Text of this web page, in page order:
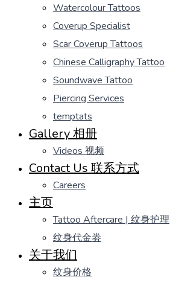
Watercolour Tattoos
Coverup Specialist
Scar Coverup Tattoos
Chinese Calligraphy Tattoo
Soundwave Tattoo
Piercing Services
temptats
Gallery 相册
Videos 视频
Contact Us 联系方式
Careers
主页
Tattoo Aftercare | 纹身护理
纹身代金劵
关于我们
纹身价格